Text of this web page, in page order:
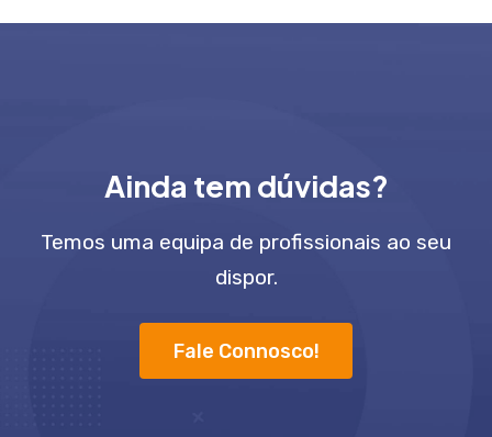
Ainda tem dúvidas?
Temos uma equipa de profissionais ao seu
dispor.
Fale Connosco!